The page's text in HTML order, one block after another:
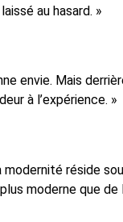
au hasard. »
envie. Mais
à l’expérience. »
réside
moderne que